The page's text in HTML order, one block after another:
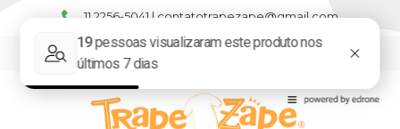
11 2256-5041 | contatotrapezape@gmail.com